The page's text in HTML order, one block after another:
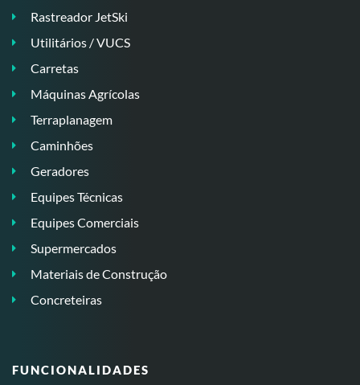
Rastreador JetSki
Utilitários / VUCS
Carretas
Máquinas Agrícolas
Terraplanagem
Caminhões
Geradores
Equipes Técnicas
Equipes Comerciais
Supermercados
Materiais de Construção
Concreteiras
FUNCIONALIDADES